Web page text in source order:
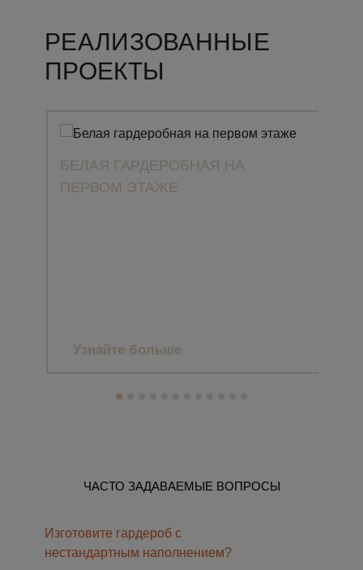
РЕАЛИЗОВАННЫЕ
ПРОЕКТЫ
БЕЛАЯ ГАРДЕРОБНАЯ НА
ПЕРВОМ ЭТАЖЕ
Узнайте больше
ЧАСТО ЗАДАВАЕМЫЕ ВОПРОСЫ
Изготовите гардероб с
нестандартным наполнением?